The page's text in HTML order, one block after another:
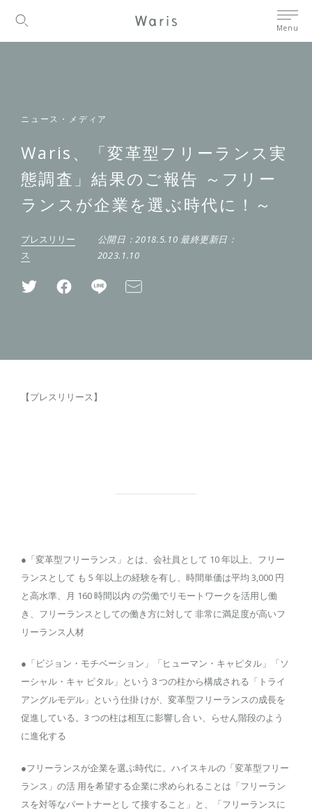
Menu
ニュース・メディア
Waris、「変革型フリーランス実
態調査」結果のご報告 ～フリー
ランスが企業を選ぶ時代に！～
プレスリリー
ス
公開日：2018.5.10 最終更新日：
2023.1.10
【プレスリリース】
●「変革型フリーランス」とは、会社員として 10 年以上、フリー
ランスとして も 5 年以上の経験を有し、時間単価は平均 3,000 円
と高水準、月 160 時間以内 の労働でリモートワークを活用し働
き、フリーランスとしての働き方に対して 非常に満足度が高いフ
リーランス人材
●「ビジョン・モチベーション」「ヒューマン・キャピタル」「ソ
ーシャル・キャ ピタル」という３つの柱から構成される「トライ
アングルモデル」という仕掛 けが、変革型フリーランスの成長を
促進している。3 つの柱は相互に影響し合 い、らせん階段のよう
に進化する
●フリーランスが企業を選ぶ時代に。ハイスキルの「変革型フリー
ランス」の活 用を希望する企業に求められることは「フリーラン
スを対等なパートナーとし て接すること」と、「フリーランスに